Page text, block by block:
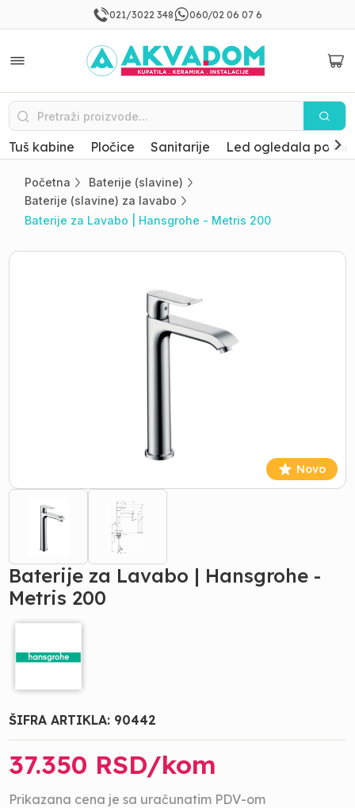
021/3022 348 060/02 06 07 6
Tuš kabine Pločice Sanitarije Led ogledala po
Početna
Baterije (slavine)
Baterije (slavine) za lavabo
Baterije za Lavabo | Hansgrohe - Metris 200
Novo
Baterije za Lavabo | Hansgrohe -
Metris 200
ŠIFRA ARTIKLA: 90442
37.350 RSD/kom
Prikazana cena je sa uračunatim PDV-om